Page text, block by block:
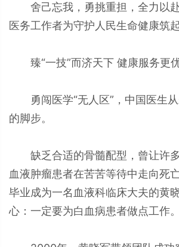
舍己忘我，勇挑重担，全力以
医务工作者为守护人民生命健康筑
臻“一技”而济天下 健康服务更
勇闯医学“无人区”，中国医生从
的脚步。
缺乏合适的骨髓配型，曾让许
血液肿瘤患者在苦苦等待中走向死
毕业成为一名血液科临床大夫的黄
心：一定要为白血病患者做点工作。